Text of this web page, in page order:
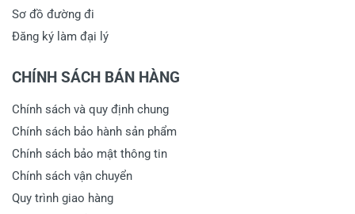
Sơ đồ đường đi
Đăng ký làm đại lý
CHÍNH SÁCH BÁN HÀNG
Chính sách và quy định chung
Chính sách bảo hành sản phẩm
Chính sách bảo mật thông tin
Chính sách vận chuyển
Quy trình giao hàng